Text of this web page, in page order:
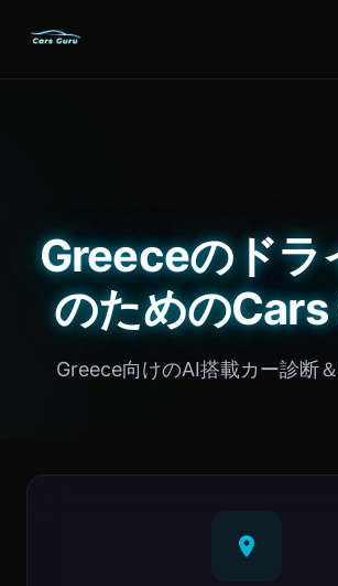
Greeceのドラ
のための
Greece向けのAI搭載カー診断＆